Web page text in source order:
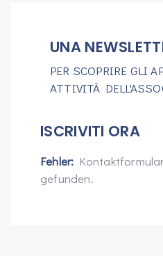
UNA
PER SCOPRIRE GLI
ATTIVITÀ
ISCRIVITI ORA
Fehler:
gefunden.